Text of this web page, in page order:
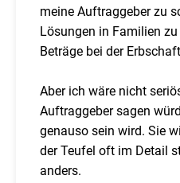
meine Auftraggeber zu
Lösungen in Familien
Beträge bei der
Aber ich wäre nicht
Auftraggeber sagen
genauso sein wird. Sie
der Teufel oft im Detail
anders.